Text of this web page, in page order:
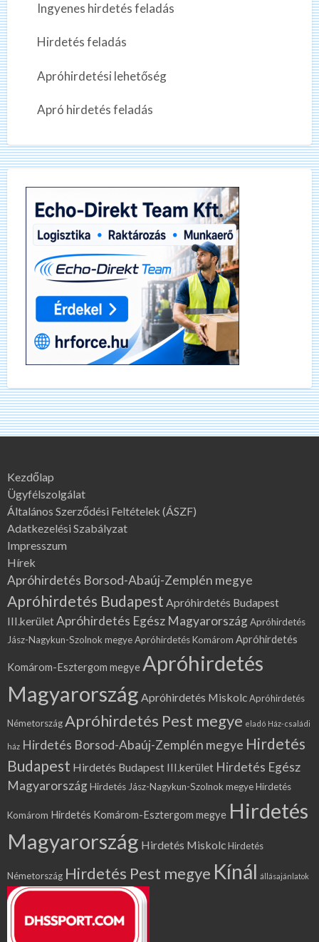
Ingyenes hirdetés feladás
Hirdetés feladás
Apróhirdetési lehetőség
Apró hirdetés feladás
Kezdőlap
Ügyfélszolgálat
Általános Szerződési Feltételek (ÁSZF)
Adatkezelési Szabályzat
Impresszum
Hírek
Apróhirdetés Borsod-Abaúj-Zemplén megye
Apróhirdetés Budapest Apróhirdetés Budapest
III.kerületApróhirdetés Egész MagyarországApróhirdetés
Jász-Nagykun-Szolnok megyeApróhirdetés Komárom Apróhirdetés
Komárom-Esztergom megye Apróhirdetés
Magyarország Apróhirdetés MiskolcApróhirdetés
NémetországApróhirdetés Pest megye eladó Ház-családi
ház Hirdetés Borsod-Abaúj-Zemplén megye Hirdetés
Budapest Hirdetés Budapest III.kerület Hirdetés Egész
MagyarországHirdetés Jász-Nagykun-Szolnok megyeHirdetés
Komárom Hirdetés Komárom-Esztergom megye Hirdetés
Magyarország Hirdetés MiskolcHirdetés
Németország Hirdetés Pest megye Kínál állásajánlatok